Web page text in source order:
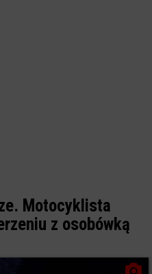
Motocyklista
z osobówką